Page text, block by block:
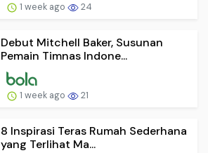
1 week ago 24
Debut Mitchell Baker, Susunan
Pemain Timnas Indone...
1 week ago 21
8 Inspirasi Teras Rumah Sederhana
yang Terlihat Ma...